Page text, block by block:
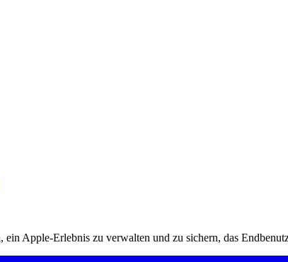
Apple-Erlebnis zu verwalten und zu sichern, das